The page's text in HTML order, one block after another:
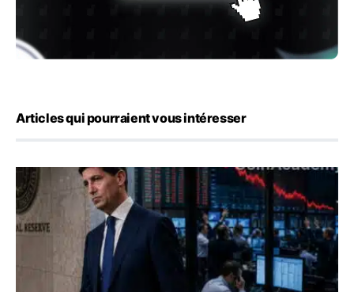
Articles qui pourraient vous intéresser
Kevin Warsh maintient sa communication minimaliste